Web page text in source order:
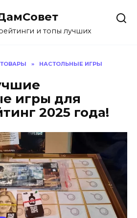
и топы лучших
» НАСТОЛЬНЫЕ ИГРЫ
игры для
2025 года!